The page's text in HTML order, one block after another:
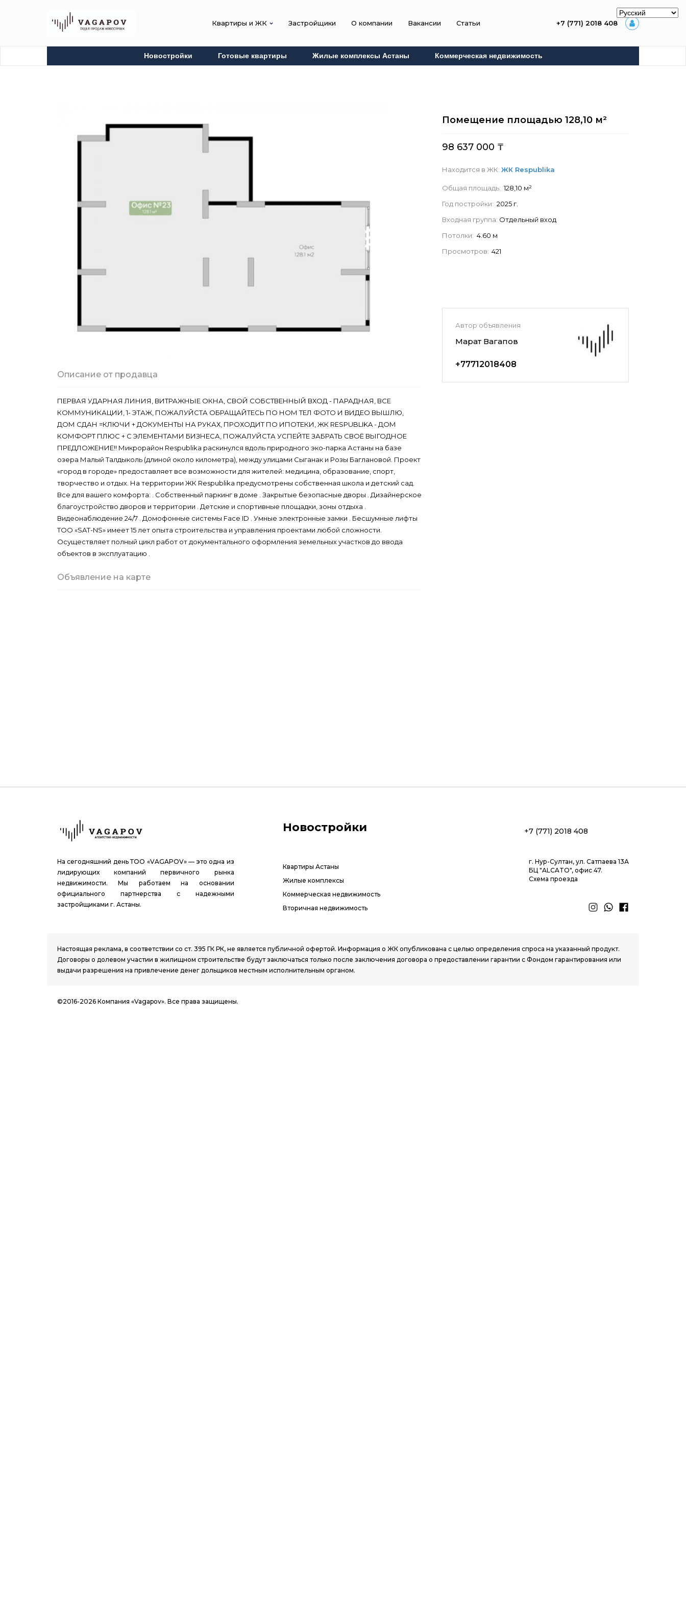
Квартиры и ЖК Застройщики О компании Вакансии Статьи +7 (771) 2018 408
Новостройки Готовые квартиры Жилые комплексы Астаны Коммерческая недвижимость
Описание от продавца
ПЕРВАЯ УДАРНАЯ ЛИНИЯ, ВИТРАЖНЫЕ ОКНА, СВОЙ СОБСТВЕННЫЙ ВХОД - ПАРАДНАЯ, ВСЕ
КОММУНИКАЦИИ, 1- ЭТАЖ, ПОЖАЛУЙСТА ОБРАЩАЙТЕСЬ ПО НОМ ТЕЛ ФОТО И ВИДЕО ВЫШЛЮ,
ДОМ СДАН =КЛЮЧИ + ДОКУМЕНТЫ НА РУКАХ, ПРОХОДИТ ПО ИПОТЕКИ, ЖК RESPUBLIKA - ДОМ
КОМФОРТ ПЛЮС + С ЭЛЕМЕНТАМИ БИЗНЕСА, ПОЖАЛУЙСТА УСПЕЙТЕ ЗАБРАТЬ СВОЁ ВЫГОДНОЕ
ПРЕДЛОЖЕНИЕ!! Микрорайон Respublika раскинулся вдоль природного эко-парка Астаны на базе
озера Малый Талдыколь (длиной около километра), между улицами Сыганак и Розы Баглановой. Проект
«город в городе» предоставляет все возможности для жителей: медицина, образование, спорт,
творчество и отдых. На территории ЖК Respublika предусмотрены собственная школа и детский сад.
Все для вашего комфорта: . Собственный паркинг в доме . Закрытые безопасные дворы . Дизайнерское
благоустройство дворов и территории . Детские и спортивные площадки, зоны отдыха .
Видеонаблюдение 24/7 . Домофонные системы Face ID . Умные электронные замки . Бесшумные лифты
ТОО «SAT-NS» имеет 15 лет опыта строительства и управления проектами любой сложности.
Осуществляет полный цикл работ от документального оформления земельных участков до ввода
объектов в эксплуатацию .
Объявление на карте
Помещение площадью 128,10 м²
98 637 000 ₸
Находится в ЖК: ЖК Respublika
Общая площадь:128,10 м²
Год постройки: 2025 г.
Входная группа: Отдельный вход
Потолки: 4.60 м
Просмотров: 421
Автор объявления
Марат Вагапов
+77712018408
На сегодняшний день ТОО «VAGAPOV» — это одна из
лидирующих компаний первичного рынка
недвижимости. Мы работаем на основании
официального партнерства с надежными
застройщиками г. Астаны.
Новостройки
Квартиры Астаны
Жилые комплексы
Коммерческая недвижимость
Вторичная недвижимость
+7 (771) 2018 408
г. Нур-Султан, ул. Сатпаева 13А
БЦ "ALCATO", офис 47.
Схема проезда
Настоящая реклама, в соответствии со ст. 395 ГК РК, не является публичной офертой. Информация о ЖК опубликована с целью определения спроса на указанный продукт.
Договоры о долевом участии в жилищном строительстве будут заключаться только после заключения договора о предоставлении гарантии с Фондом гарантирования или
выдачи разрешения на привлечение денег дольщиков местным исполнительным органом.
©2016-2026 Компания «Vagapov». Все права защищены.